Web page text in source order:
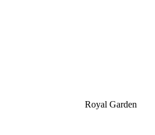
Royal Garden